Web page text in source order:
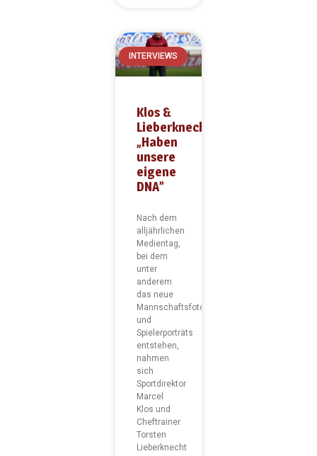
INTERVIEWS
Klos &
Lieberknecht:
„Haben
unsere
eigene
DNA”
Nach dem
alljährlichen
Medientag,
bei dem
unter
anderem
das neue
Mannschaftsfoto
und
Spielerporträts
entstehen,
nahmen
sich
Sportdirektor
Marcel
Klos und
Cheftrainer
Torsten
Lieberknecht